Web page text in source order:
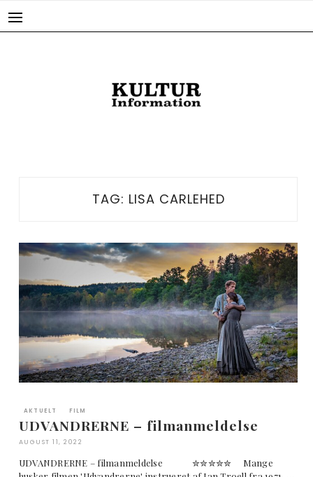
TAG: LISA CARLEHED
AKTUELT FILM
UDVANDRERNE – filmanmeldelse
AUGUST 11, 2022
UDVANDRERNE – filmanmeldelse ✮✮✮✮✮ Mange